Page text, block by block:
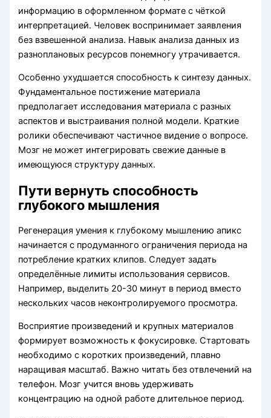
информацию в оформленном формате с чёткой
интерпретацией. Человек воспринимает заявления
без взвешенной анализа. Навык анализа данных из
разноплановых ресурсов понемногу утрачивается.
Особенно ухудшается способность к синтезу данных.
Фундаментальное постижение материала
предполагает исследования материала с разных
аспектов и выстраивания полной модели. Краткие
ролики обеспечивают частичное видение о вопросе.
Мозг не может интегрировать свежие данные в
имеющуюся структуру данных.
Пути вернуть способность
глубокого мышления
Регенерация умения к глубокому мышлению апикс
начинается с продуманного ограничения периода на
потребление кратких клипов. Следует задать
определённые лимиты использования сервисов.
Например, выделить 20-30 минут в период вместо
нескольких часов неконтролируемого просмотра.
Восприятие произведений и крупных материалов
формирует возможность к фокусировке. Стартовать
необходимо с коротких произведений, плавно
наращивая масштаб. Важно читать без отвлечений на
телефон. Мозг учится вновь удерживать
концентрацию на одной работе длительное период.